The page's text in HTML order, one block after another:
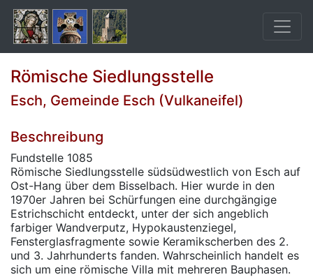
Römische Siedlungsstelle
Esch, Gemeinde Esch (Vulkaneifel)
Beschreibung
Fundstelle 1085
Römische Siedlungsstelle südsüdwestlich von Esch auf
Ost-Hang über dem Bisselbach. Hier wurde in den
1970er Jahren bei Schürfungen eine durchgängige
Estrichschicht entdeckt, unter der sich angeblich
farbiger Wandverputz, Hypokaustenziegel,
Fensterglasfragmente sowie Keramikscherben des 2.
und 3. Jahrhunderts fanden. Wahrscheinlich handelt es
sich um eine römische Villa mit mehreren Bauphasen.